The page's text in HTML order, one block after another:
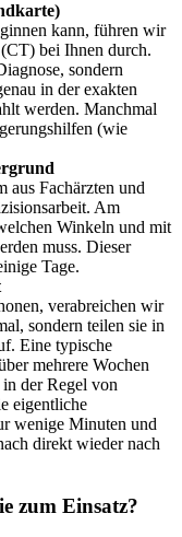
kann, führen wir
bei Ihnen durch.
sondern
in der exakten
werden. Manchmal
(wie
aus Fachärzten und
Am
Winkeln und mit
muss. Dieser
Tage.
verabreichen wir
sondern teilen sie in
Eine typische
mehrere Wochen
der Regel von
eigentliche
wenige Minuten und
direkt wieder nach
zum Einsatz?